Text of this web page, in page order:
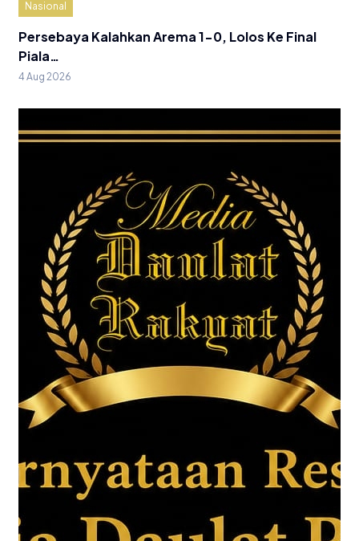
Nasional
Persebaya Kalahkan Arema 1-0, Lolos Ke Final
Piala…
4 Aug 2026